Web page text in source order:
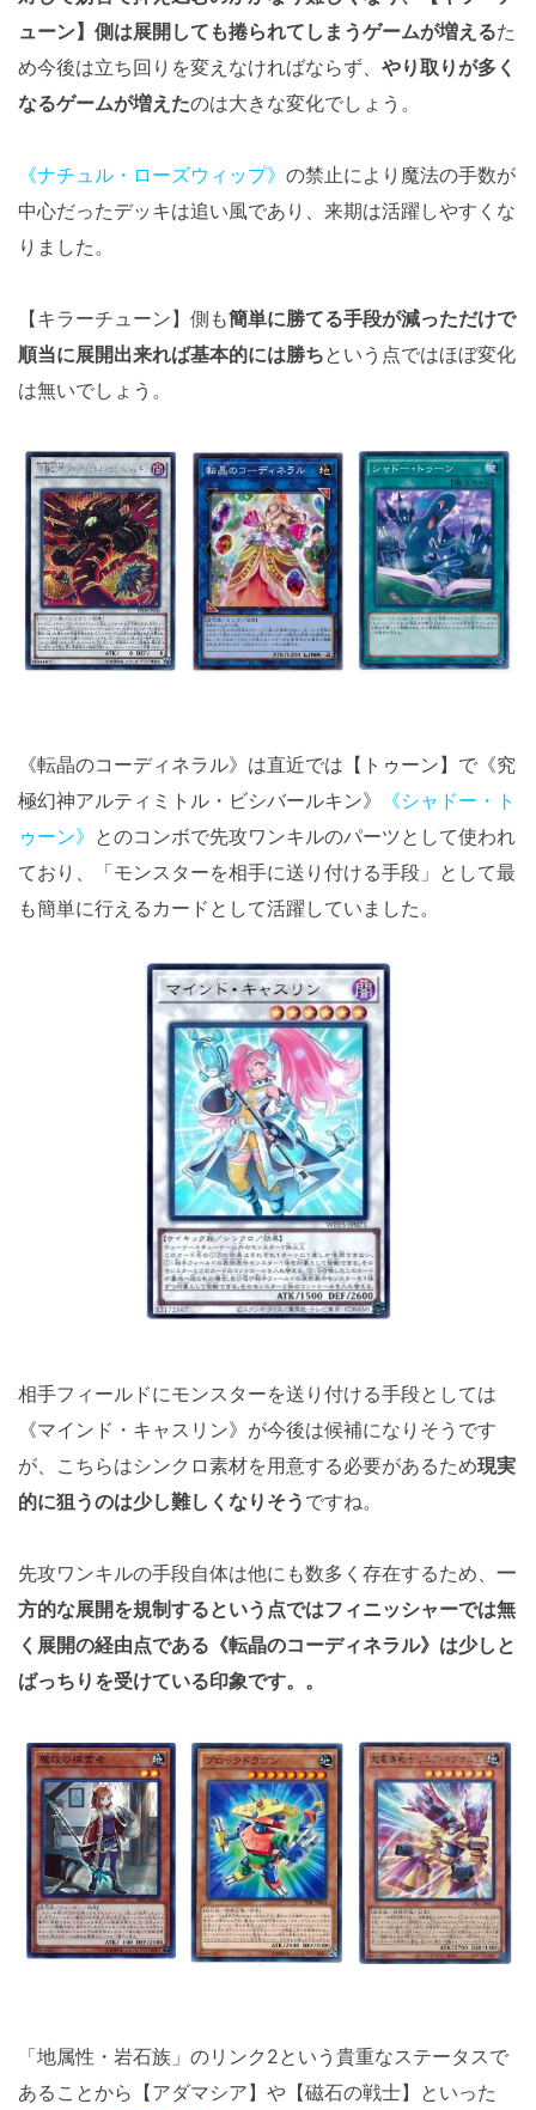
ューン】側は展開しても捲られてしまうゲームが増えるた
め今後は立ち回りを変えなければならず、 やり取りが多く
なるゲームが増えたのは大きな変化でしょう。
《ナチュル・ローズウィップ》 の禁止により魔法の手数が
中心だったデッキは追い風であり、来期は活躍しやすくな
りました。
【キラーチューン】側も簡単に勝てる手段が減っただけで
順当に展開出来れば基本的には勝ちという点ではほぼ変化
は無いでしょう。
《転晶のコーディネラル》は直近では【トゥーン】で《究
極幻神アルティミトル・ビシバールキン》
《シャドー・ト
ゥーン》 とのコンボで先攻ワンキルのパーツとして使われ
ており、「モンスターを相手に送り付ける手段」として最
も簡単に行えるカードとして活躍していました。
相手フィールドにモンスターを送り付ける手段としては
《マインド・キャスリン》が今後は候補になりそうです
が、こちらはシンクロ素材を用意する必要があるため現実
的に狙うのは少し難しくなりそう ですね。
先攻ワンキルの手段自体は他にも数多く存在するため、 一
方的な展開を規制するという点ではフィニッシャーでは無
く展開の経由点である《転晶のコーディネラル》は少しと
ばっちりを受けている印象です。。
「地属性・岩石族」のリンク2という貴重なステータスで
あることから【アダマシア】や【磁石の戦士】といった